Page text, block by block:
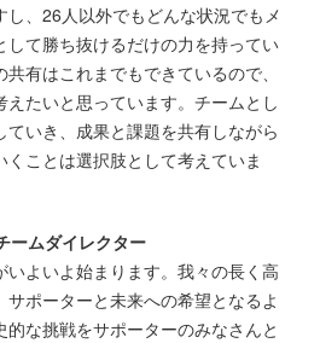
し、26人以外でもどんな状況でもメ
して勝ち抜けるだけの力を持ってい
有はこれまでもできているので、
えたいと思っています。チームとし
いき、成果と課題を共有しながら
ことは選択肢として考えていま
ームダイレクター
よいよ始まります。我々の長く高
ポーターと未来への希望となるよ
な挑戦をサポーターのみなさんと